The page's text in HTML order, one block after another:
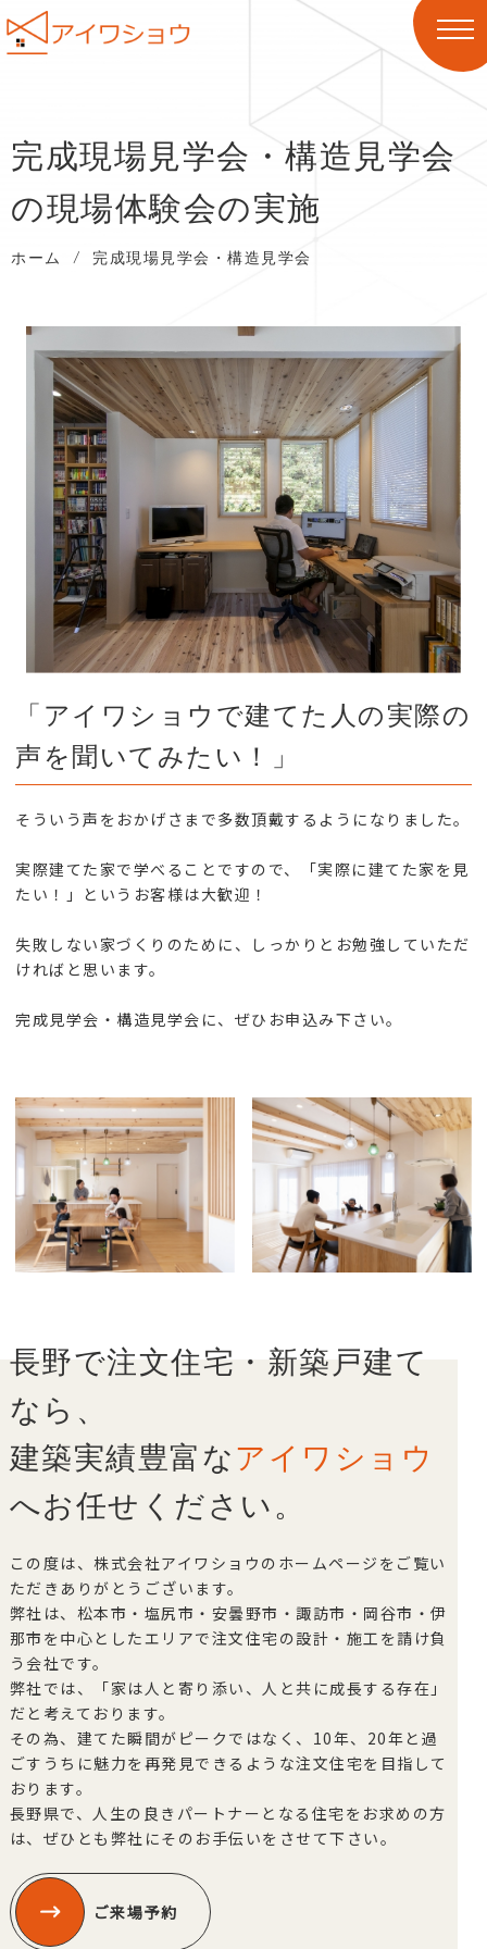
完成現場見学会・構造見学会
の現場体験会の実施
ホーム / 完成現場見学会・構造見学会
「アイワショウで建てた人の実際の
声を聞いてみたい！」
そういう声をおかげさまで多数頂戴するようになりました。
実際建てた家で学べることですので、「実際に建てた家を見
たい！」というお客様は大歓迎！
失敗しない家づくりのために、しっかりとお勉強していただ
ければと思います。
完成見学会・構造見学会に、ぜひお申込み下さい。
長野で注文住宅・新築戸建て
なら、
建築実績豊富なアイワショウ
へお任せください。
この度は、株式会社アイワショウのホームページをご覧い
ただきありがとうございます。
弊社は、松本市・塩尻市・安曇野市・諏訪市・岡谷市・伊
那市を中心としたエリアで注文住宅の設計・施工を請け負
う会社です。
弊社では、「家は人と寄り添い、人と共に成長する存在」
だと考えております。
その為、建てた瞬間がピークではなく、10年、20年と過
ごすうちに魅力を再発見できるような注文住宅を目指して
おります。
長野県で、人生の良きパートナーとなる住宅をお求めの方
は、ぜひとも弊社にそのお手伝いをさせて下さい。
ご来場予約